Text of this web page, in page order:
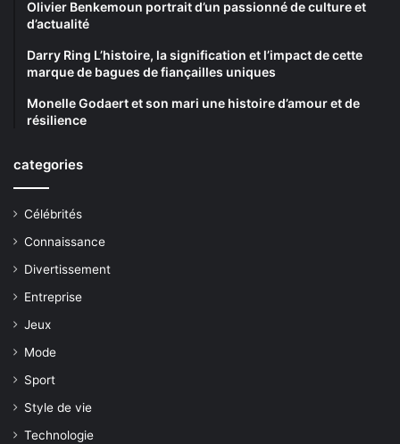
Olivier Benkemoun portrait d’un passionné de culture et
d’actualité
Darry Ring L’histoire, la signification et l’impact de cette
marque de bagues de fiançailles uniques
Monelle Godaert et son mari une histoire d’amour et de
résilience
categories
Célébrités
Connaissance
Divertissement
Entreprise
Jeux
Mode
Sport
Style de vie
Technologie